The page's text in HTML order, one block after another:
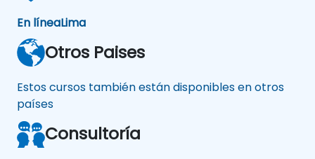
En líneaLima
Otros Paises
Estos cursos también están disponibles en otros
países
Consultoría